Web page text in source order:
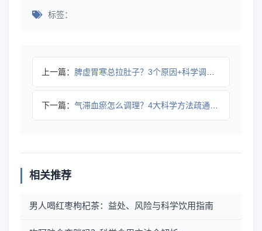
标签：
上一篇： 脾虚胃寒总拉肚子？3个原因+科学调理法
下一篇： 气滞血瘀怎么调理？4大科学方法疏通气血缓解不适
相关推荐
男人喝红枣枸杞茶：益处、风险与科学饮用指南